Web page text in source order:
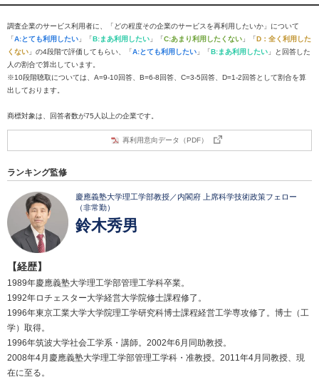
調査企業のサービス利用者に、「どの程度その企業のサービスを再利用したいか」について
「A:とても利用したい 」「B:まあ利用したい 」「C:あまり利用したくない 」「D：全く利用した
くない 」の4段階で評価してもらい、「A:とても利用したい 」「B:まあ利用したい 」と回答した
人の割合で算出しています。
※10段階聴取については、A=9-10回答、B=6-8回答、C=3-5回答、D=1-2回答として割合を算
出しております。
商標対象は、回答者数が75人以上の企業です。
再利用意向データ（PDF）
ランキング監修
慶應義塾大学理工学部教授／内閣府 上席科学技術政策フェロー
（非常勤）
鈴木秀男
【経歴】
1989年慶應義塾大学理工学部管理工学科卒業。
1992年ロチェスター大学経営大学院修士課程修了。
1996年東京工業大学大学院理工学研究科博士課程経営工学専攻修了。博士（工
学）取得。
1996年筑波大学社会工学系・講師。2002年6月同助教授。
2008年4月慶應義塾大学理工学部管理工学科・准教授。2011年4月同教授、現
在に至る。